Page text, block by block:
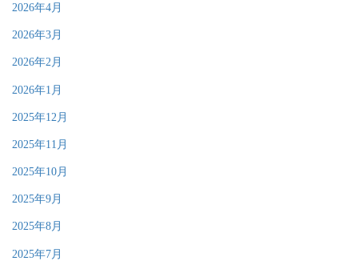
2026年4月
2026年3月
2026年2月
2026年1月
2025年12月
2025年11月
2025年10月
2025年9月
2025年8月
2025年7月